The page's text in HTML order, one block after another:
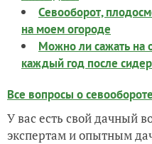
Севооборот,
на моем огороде
Можно ли сажать на
каждый год после
Все вопросы о
У вас есть свой дачный
экспертам и опытным